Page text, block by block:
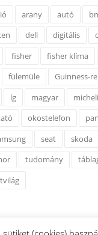
arany autó
dell digitális
fisher fisher klíma
fülemüle Guinness-
lg magyar
okostelefon
seat skoda
tudomány